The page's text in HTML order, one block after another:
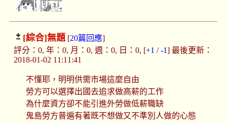
[綜合]無題[20篇回應]
評分：0, 年：0, 月：0, 週：0, 日：0, [+1 /-1] 最後更新：
2018-01-02 11:11:41
不懂耶，明明供需市場這麼自由
勞方可以選擇出國去追求做高薪的工作
為什麼資方卻不能引進外勞做低薪職缺
鬼島勞方普遍有著既不想做又不準別人做的心態